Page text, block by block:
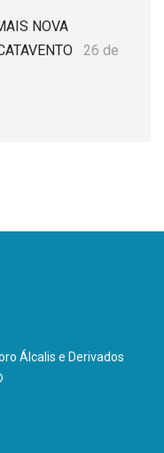
NOVA
26 de
Álcalis e Derivados